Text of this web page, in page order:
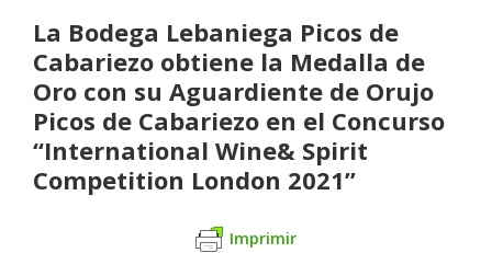
La Bodega Lebaniega Picos de
Cabariezo obtiene la Medalla de
Oro con su Aguardiente de Orujo
Picos de Cabariezo en el Concurso
“International Wine& Spirit
Competition London 2021”
Imprimir